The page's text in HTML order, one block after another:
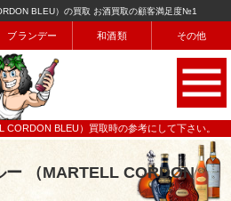
BLEU）の買取 お酒買取の顧客満足度№1
ブランデー 和酒類 その他
BLEU）買取時の参考にして下さい。
ー （MARTELL CORDON